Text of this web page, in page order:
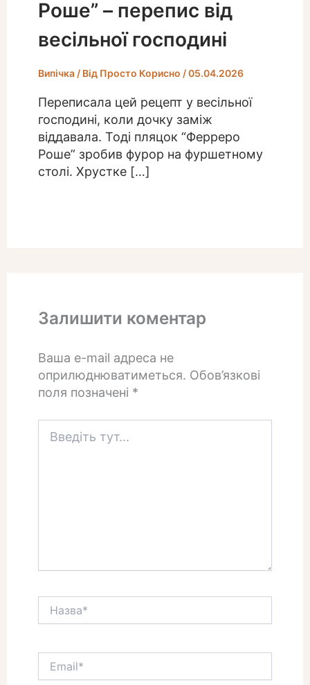
Роше” – перепис від
весільної господині
Випічка/ Від Просто Корисно /05.04.2026
Переписала цей рецепт у весільної
господині, коли дочку заміж
віддавала. Тоді пляцок “Ферреро
Роше” зробив фурор на фуршетному
столі. Хрустке […]
Залишити коментар
Ваша e-mail адреса не
оприлюднюватиметься. Обов’язкові
поля позначені *
тут...